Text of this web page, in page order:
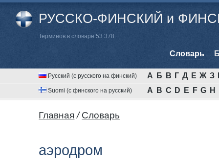
РУССКО-ФИНСКИЙ и
Терминов в словаре 53 378
Cловарь
Русский (с русского на финский) А Б В Г Д Е Ж З
Suomi (с финского на русский) A B C D E F G H
Главная / Cловарь
аэродром